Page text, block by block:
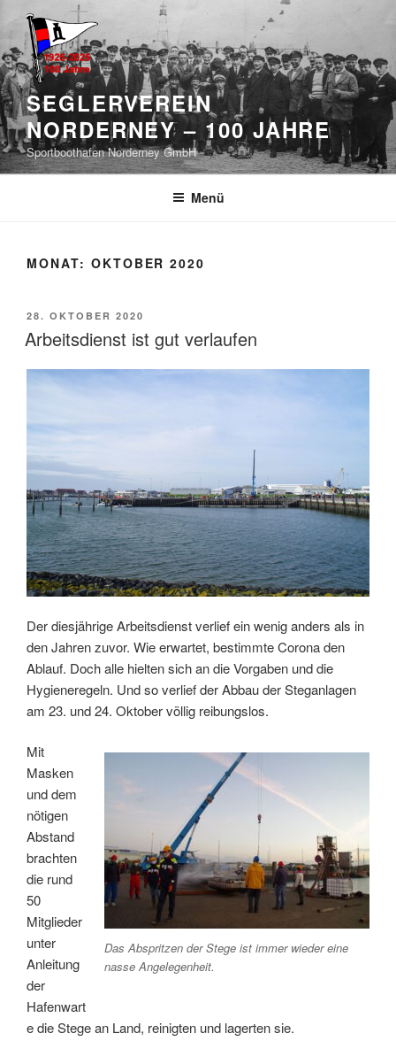
Inhalt
springen
SEGLERVEREIN
NORDERNEY – 100 JAHRE
Sportboothafen Norderney GmbH
Menü
MONAT: OKTOBER 2020
VERÖFFENTLICHT
AM
28. OKTOBER 2020
Arbeitsdienst ist gut verlaufen
Der diesjährige Arbeitsdienst verlief ein wenig anders als in
den Jahren zuvor. Wie erwartet, bestimmte Corona den
Ablauf. Doch alle hielten sich an die Vorgaben und die
Hygieneregeln. Und so verlief der Abbau der Steganlagen
am 23. und 24. Oktober völlig reibungslos.
Das Abspritzen der Stege ist immer wieder eine
nasse Angelegenheit.
Mit
Masken
und dem
nötigen
Abstand
brachten
die rund
50
Mitglieder
unter
Anleitung
der
Hafenwart
e die Stege an Land, reinigten und lagerten sie.